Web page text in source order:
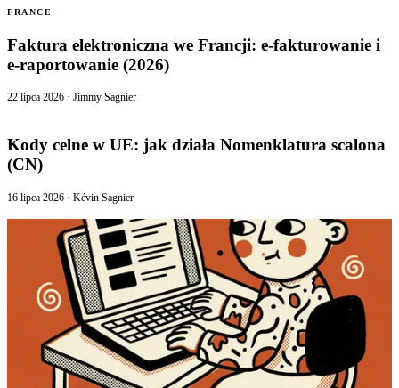
FRANCE
Faktura elektroniczna we Francji: e-fakturowanie i
e-raportowanie (2026)
22 lipca 2026 · Jimmy Sagnier
Kody celne w UE: jak działa Nomenklatura scalona
(CN)
16 lipca 2026 · Kévin Sagnier